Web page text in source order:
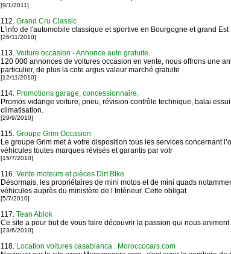
[9/1/2011]
112. Grand Cru Classic
L'info de l'automobile classique et sportive en Bourgogne et grand Est
[26/11/2010]
113. Voiture occasion - Annonce auto gratuite.
120 000 annonces de voitures occasion en vente, nous offrons une
particulier, de plus la cote argus valeur marché gratuite
[12/11/2010]
114. Promotions garage, concessionnaire.
Promos vidange voiture, pneu, révision contrôle technique, balai
climatisation.
[29/9/2010]
115. Groupe Grim Occasion
Le groupe Grim met à votre disposition tous les services concernant
véhicules toutes marques révisés et garantis par votr
[15/7/2010]
116. Vente moteurs et pièces Dirt Bike.
Désormais, les propriétaires de mini motos et de mini quads
véhicules auprès du ministère de l Intérieur. Cette obligat
[5/7/2010]
117. Tean Ablok
Ce site a pour but de vous faire découvrir la passion qui nous
[23/6/2010]
118. Location voitures casablanca : Moroccocars.com